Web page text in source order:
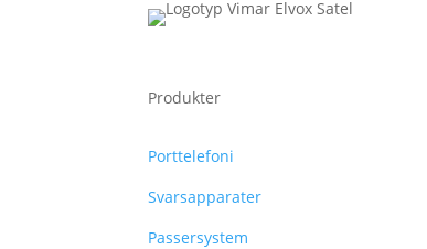
Produkter
Porttelefoni
Svarsapparater
Passersystem